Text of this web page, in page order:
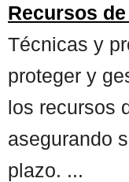
Recursos
Técnicas y
proteger y
los recursos
asegurando
plazo. ...